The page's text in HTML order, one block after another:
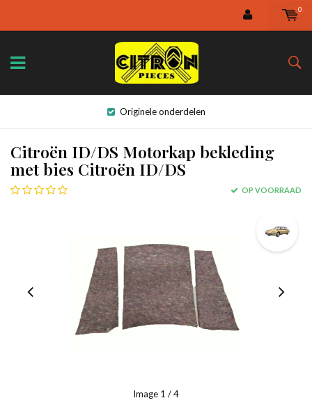
0
Originele onderdelen
Citroën ID/DS Motorkap bekleding
met bies Citroën ID/DS
OP VOORRAAD
Image 1 / 4